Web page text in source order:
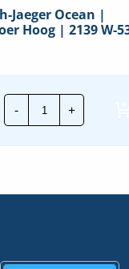
Jaeger Ocean |
Hoog | 2139 W-
-
Busch-
Jaeger
Ocean
+